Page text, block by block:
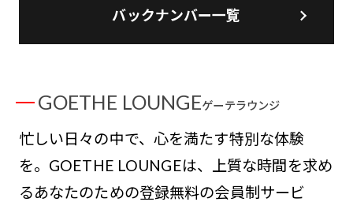
バックナンバー一覧
GOETHE LOUNGEゲーテラウンジ
忙しい日々の中で、心を満たす特別な体験
を。GOETHE LOUNGEは、上質な時間を求め
るあなたのための登録無料の会員制サービ